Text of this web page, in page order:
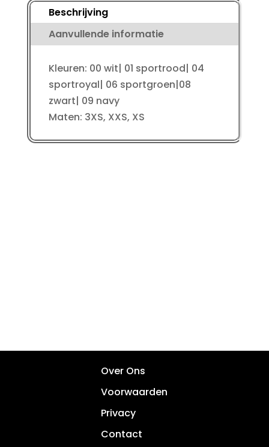
2.0
kleine
maten
Beschrijving
Aanvullende informatie
Kleuren: 00 wit| 01 sportrood| 04
sportroyal| 06 sportgroen|08
zwart| 09 navy
Maten: 3XS, XXS, XS
Over Ons
Voorwaarden
Privacy
Contact